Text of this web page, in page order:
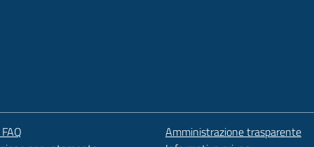
Amministrazione trasparente